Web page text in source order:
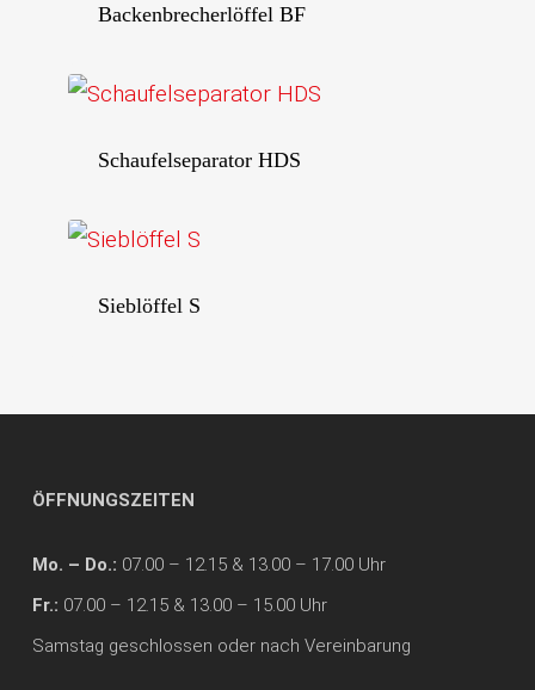
Backenbrecherlöffel BF
Schaufelseparator HDS
Sieblöffel S
ÖFFNUNGSZEITEN
Mo. – Do.: 07.00 – 12.15 & 13.00 – 17.00 Uhr
Fr.: 07.00 – 12.15 & 13.00 – 15.00 Uhr
Samstag geschlossen oder nach Vereinbarung